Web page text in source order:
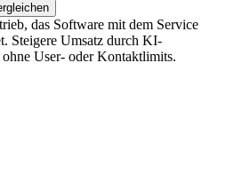
das Software mit dem Service
Steigere Umsatz durch KI-
User- oder Kontaktlimits.